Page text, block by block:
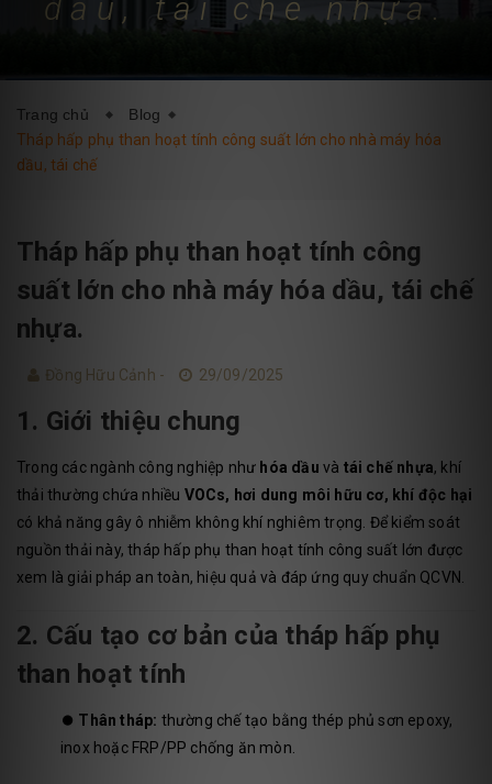
BLOG LIÊN HỆ
dầu, tái chế nhựa.
Trang chủ
Blog
Tháp hấp phụ than hoạt tính công suất lớn cho nhà máy hóa
dầu, tái chế
Tháp hấp phụ than hoạt tính công
suất lớn cho nhà máy hóa dầu, tái chế
nhựa.
Đồng Hữu Cảnh - 29/09/2025
1. Giới thiệu chung
Trong các ngành công nghiệp như hóa dầu và tái chế nhựa, khí
thải thường chứa nhiều VOCs, hơi dung môi hữu cơ, khí độc hại
có khả năng gây ô nhiễm không khí nghiêm trọng. Để kiểm soát
nguồn thải này, tháp hấp phụ than hoạt tính công suất lớn được
xem là giải pháp an toàn, hiệu quả và đáp ứng quy chuẩn QCVN.
2. Cấu tạo cơ bản của tháp hấp phụ
than hoạt tính
⏺️ Thân tháp: thường chế tạo bằng thép phủ sơn epoxy,
inox hoặc FRP/PP chống ăn mòn.